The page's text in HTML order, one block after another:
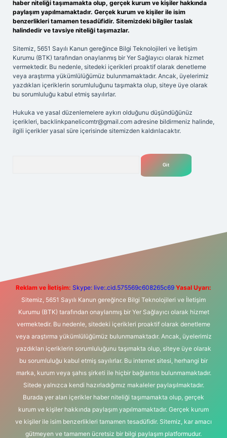
haber niteliği taşımamakta olup, gerçek kurum ve kişiler hakkında
paylaşım yapılmamaktadır. Gerçek kurum ve kişiler ile isim
benzerlikleri tamamen tesadüfidir. Sitemizdeki bilgiler taslak
halindedir ve tavsiye niteliği taşımazlar.
Sitemiz, 5651 Sayılı Kanun gereğince Bilgi Teknolojileri ve İletişim
Kurumu (BTK) tarafından onaylanmış bir Yer Sağlayıcı olarak hizmet
vermektedir. Bu nedenle, sitedeki içerikleri proaktif olarak denetleme
veya araştırma yükümlülüğümüz bulunmamaktadır. Ancak, üyelerimiz
yazdıkları içeriklerin sorumluluğunu taşımakta olup, siteye üye olarak
bu sorumluluğu kabul etmiş sayılırlar.
Hukuka ve yasal düzenlemelere aykırı olduğunu düşündüğünüz
içerikleri, backlinkpanelicomtr@gmail.com adresine bildirmeniz halinde,
ilgili içerikler yasal süre içerisinde sitemizden kaldırılacaktır.
Reklam ve İletişim: Skype: live:.cid.575569c608265c69 Yasal Uyarı:
Sitemiz, 5651 Sayılı Kanun gereğince Bilgi Teknolojileri ve İletişim
Kurumu (BTK) tarafından onaylanmış bir Yer Sağlayıcı olarak hizmet
vermektedir. Bu nedenle, sitedeki içerikleri proaktif olarak denetleme
veya araştırma yükümlülüğümüz bulunmamaktadır. Ancak, üyelerimiz
yazdıkları içeriklerin sorumluluğunu taşımakta olup, siteye üye olarak
bu sorumluluğu kabul etmiş sayılırlar. Bu internet sitesi, herhangi bir
marka, kurum veya şahıs şirketi ile hiçbir bağlantısı bulunmamaktadır.
Sitede yalnızca kendi hazırladığımız makaleler paylaşılmaktadır.
Burada yer alan içerikler haber niteliği taşımamakta olup, gerçek
kurum ve kişiler hakkında paylaşım yapılmamaktadır. Gerçek kurum
ve kişiler ile isim benzerlikleri tamamen tesadüfidir. Sitemiz, kar amacı
gütmeyen ve tamamen ücretsiz bir bilgi paylaşım platformudur.